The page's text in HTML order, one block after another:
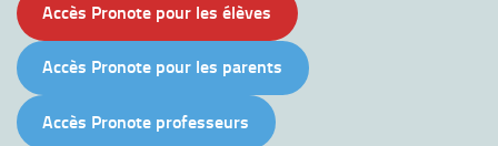
Accès Pronote pour les élèves
Accès Pronote pour les parents
Accès Pronote professeurs